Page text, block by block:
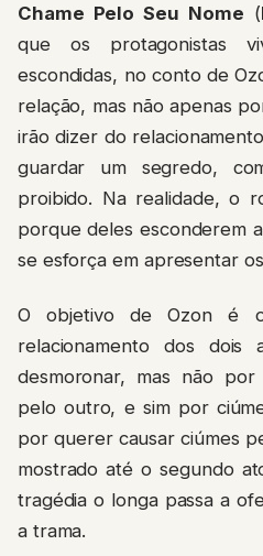
Chame Pelo Seu Nome (
que os protagonistas
escondidas, no conto de
relação, mas não apenas
irão dizer do
guardar um segredo,
proibido. Na realidade, o
porque deles esconderem
se esforça em apresentar
O objetivo de Ozon é
relacionamento dos dois
desmoronar, mas não
pelo outro, e sim por
por querer causar ciúmes
mostrado até o segundo
tragédia o longa passa a
a trama.